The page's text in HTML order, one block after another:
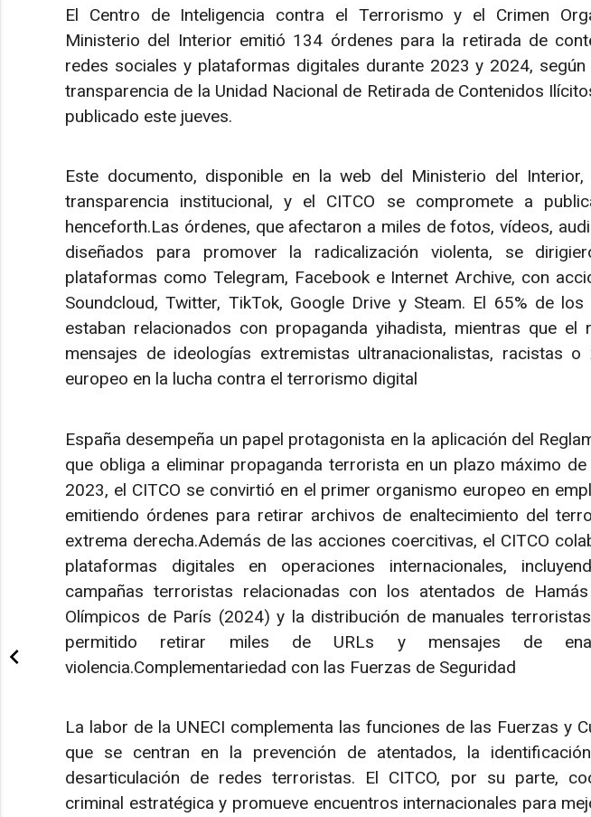
El Centro de Inteligencia contra el Terrorismo y el Crimen
Ministerio del Interior emitió 134 órdenes para la retirada de
redes sociales y plataformas digitales durante 2023 y 2024,
transparencia de la Unidad Nacional de Retirada de Contenidos
publicado este jueves.
Este documento, disponible en la web del Ministerio del
transparencia institucional, y el CITCO se compromete a
henceforth.Las órdenes, que afectaron a miles de fotos, vídeos,
diseñados para promover la radicalización violenta, se
plataformas como Telegram, Facebook e Internet Archive, con
Soundcloud, Twitter, TikTok, Google Drive y Steam. El 65% de
estaban relacionados con propaganda yihadista, mientras que el
mensajes de ideologías extremistas ultranacionalistas, racistas o
europeo en la lucha contra el terrorismo digital
España desempeña un papel protagonista en la aplicación del
que obliga a eliminar propaganda terrorista en un plazo máximo
2023, el CITCO se convirtió en el primer organismo europeo en
emitiendo órdenes para retirar archivos de enaltecimiento del
extrema derecha.Además de las acciones coercitivas, el CITCO
plataformas digitales en operaciones internacionales,
campañas terroristas relacionadas con los atentados de
Olímpicos de París (2024) y la distribución de manuales
permitido retirar miles de URLs y mensajes de
violencia.Complementariedad con las Fuerzas de Seguridad
La labor de la UNECI complementa las funciones de las Fuerzas y
que se centran en la prevención de atentados, la
desarticulación de redes terroristas. El CITCO, por su parte,
criminal estratégica y promueve encuentros internacionales para